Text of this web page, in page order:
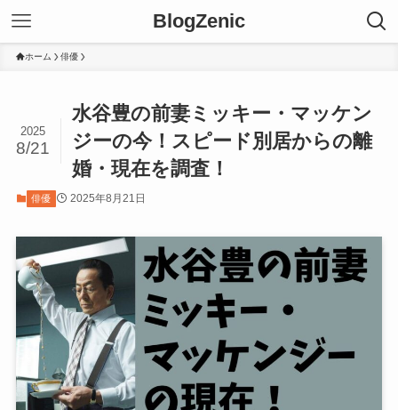
BlogZenic
ホーム 俳優
水谷豊の前妻ミッキー・マッケン
ジーの今！スピード別居からの離
婚・現在を調査！
2025
8/21
俳優 2025年8月21日